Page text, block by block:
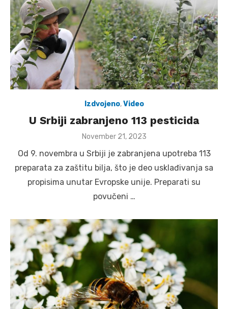
Izdvojeno,Video
U Srbiji zabranjeno 113 pesticida
Posted
November 21, 2023
Od 9. novembra u Srbiji je zabranjena upotreba 113
preparata za zaštitu bilja, što je deo usklađivanja sa
propisima unutar Evropske unije. Preparati su
povučeni …